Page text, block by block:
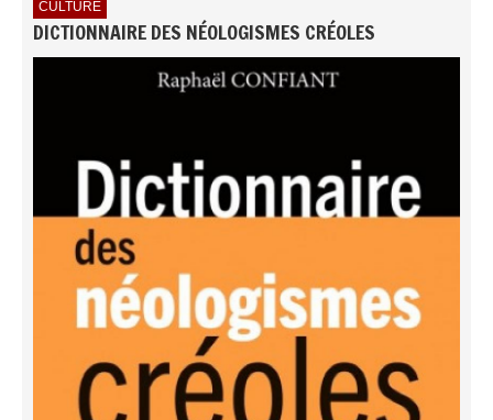
CULTURE
DICTIONNAIRE DES NÉOLOGISMES CRÉOLES